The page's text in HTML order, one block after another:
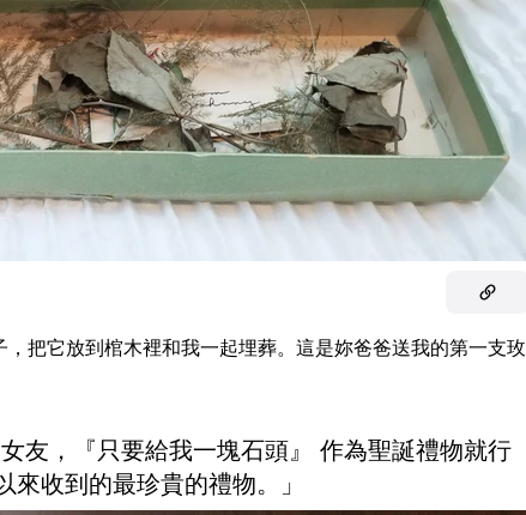
，把它放到棺木裡和我一起埋葬。這是妳爸爸送我的第一支玫
友，『只要給我一塊石頭』 作為聖誕禮物就行
收到的最珍貴的禮物。」